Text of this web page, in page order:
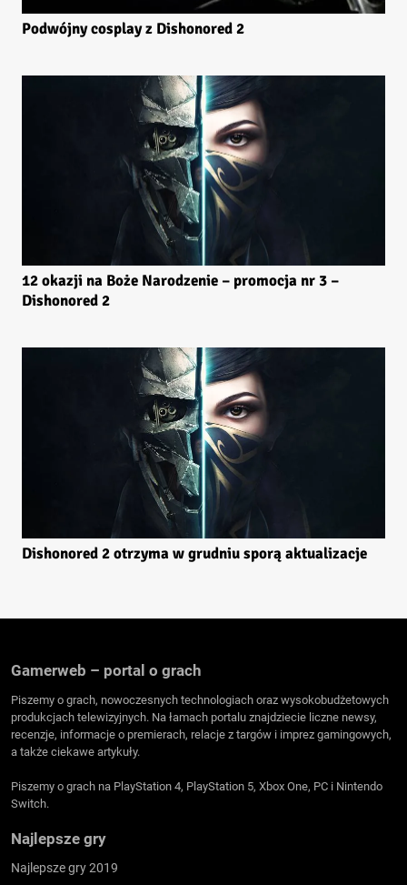
Podwójny cosplay z Dishonored 2
12 okazji na Boże Narodzenie – promocja nr 3 –
Dishonored 2
Dishonored 2 otrzyma w grudniu sporą aktualizacje
Gamerweb – portal o grach
Piszemy o grach, nowoczesnych technologiach oraz wysokobudżetowych
produkcjach telewizyjnych. Na łamach portalu znajdziecie liczne newsy,
recenzje, informacje o premierach, relacje z targów i imprez gamingowych,
a także ciekawe artykuły.
Piszemy o grach na PlayStation 4, PlayStation 5, Xbox One, PC i Nintendo
Switch.
Najlepsze gry
Najlepsze gry 2019